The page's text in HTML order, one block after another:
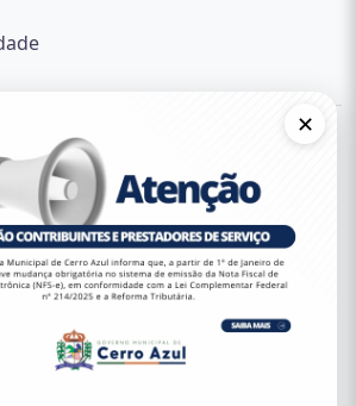
Mapa do Site
Azul 63 - Centro
000
às 12h 13:00h às 17h
✕